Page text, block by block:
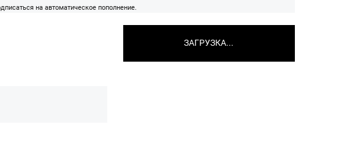
на автоматическое пополнение.
ЗАГРУЗКА...